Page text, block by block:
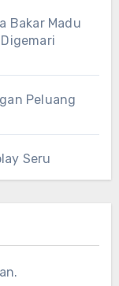
Bakar Madu
Peluang
Seru